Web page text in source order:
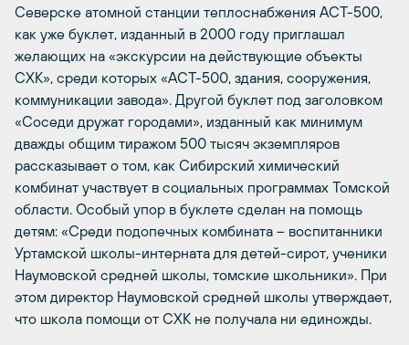
Северске атомной станции теплоснабжения АСТ-500,
как уже буклет, изданный в 2000 году приглашал
желающих на «экскурсии на действующие объекты
СХК», среди которых «АСТ-500, здания, сооружения,
коммуникации завода». Другой буклет под заголовком
«Соседи дружат городами», изданный как минимум
дважды общим тиражом 500 тысяч экземпляров
рассказывает о том, как Сибирский химический
комбинат участвует в социальных программах Томской
области. Особый упор в буклете сделан на помощь
детям: «Среди подопечных комбината – воспитанники
Уртамской школы-интерната для детей-сирот, ученики
Наумовской средней школы, томские школьники». При
этом директор Наумовской средней школы утверждает,
что школа помощи от СХК не получала ни единожды.